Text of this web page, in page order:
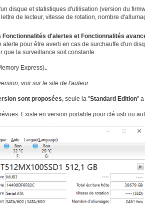
disque et statistiques d'utilisation (version du
de lecteur, vitesse de rotation, nombre
Fonctionnalités d'alertes et Fonctionnalités
pour être averti en cas de surchauffe d'un
que la surveillance soit constante.
Express)..
voir sur le site de l'auteur.
sont proposées, seule la "Standard Edition"
Existe en version portable pour clé usb ou